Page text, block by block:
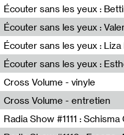
Écouter sans les yeux :
Bettina Samson
Écouter sans les yeux :
Valentine Branca
Liza Maignan,Elodie Lecat
Esther Meunier Corfdyr
Cross Volume - vinyle
Cross Volume - entretien
Resonance